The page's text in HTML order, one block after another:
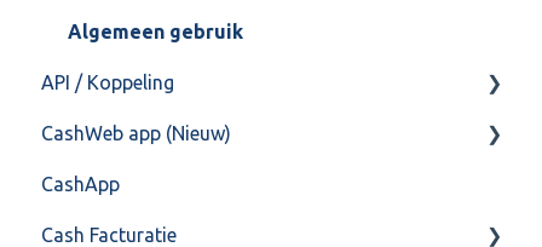
Overig
Algemeen gebruik
API / Koppeling
Algemeen
Api 3.0 (SOAP API)
API 4.0 (REST API)
CashWeb app (Nieuw)
Veel gestelde vragen
CashApp
Cash Facturatie